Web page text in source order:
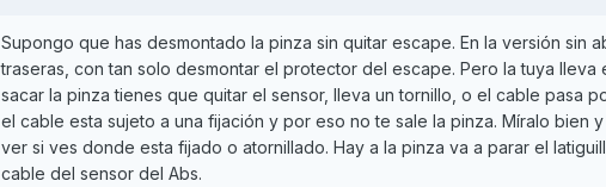
Supongo que has desmontado la pinza sin quitar escape. En la versión sin
traseras, con tan solo desmontar el protector del escape. Pero la tuya lleva
sacar la pinza tienes que quitar el sensor, lleva un tornillo, o el cable pasa
el cable esta sujeto a una fijación y por eso no te sale la pinza. Míralo bien
ver si ves donde esta fijado o atornillado. Hay a la pinza va a parar el
cable del sensor del Abs.